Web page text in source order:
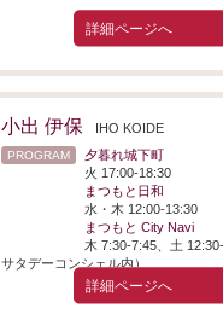
詳細ページへ
小出 伊保 IHO KOIDE
PROGRAM
夕暮れ城下町
火 17:00-18:30
まつもと日和
水・木 12:00-13:30
まつもと City Navi
木 7:30-7:45、土
サタデーコンシェル内）
詳細ページへ